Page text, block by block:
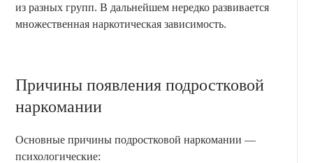
из разных групп. В дальнейшем нередко развивается
множественная наркотическая зависимость.
Причины появления подростковой
наркомании
Основные причины подростковой наркомании —
психологические: